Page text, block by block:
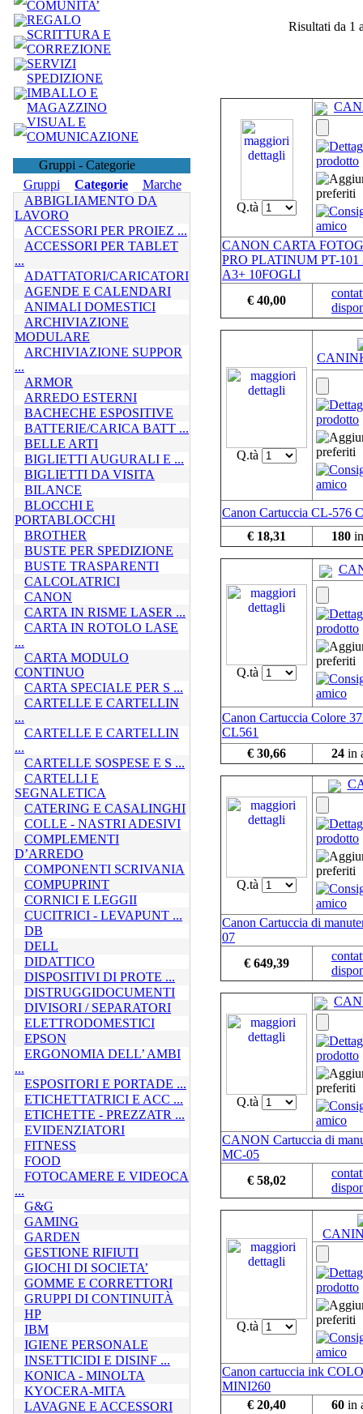
COMUNITA’
REGALO
SCRITTURA E
CORREZIONE
SERVIZI
SPEDIZIONE
IMBALLO E
MAGAZZINO
VISUAL E
COMUNICAZIONE
Gruppi - Categorie
Gruppi
Categorie
Marche
ABBIGLIAMENTO DA
LAVORO
ACCESSORI PER PROIEZ ...
ACCESSORI PER TABLET
...
ADATTATORI/CARICATORI
AGENDE E CALENDARI
ANIMALI DOMESTICI
ARCHIVIAZIONE
MODULARE
ARCHIVIAZIONE SUPPOR
...
ARMOR
ARREDO ESTERNI
BACHECHE ESPOSITIVE
BATTERIE/CARICA BATT ...
BELLE ARTI
BIGLIETTI AUGURALI E ...
BIGLIETTI DA VISITA
BILANCE
BLOCCHI E
PORTABLOCCHI
BROTHER
BUSTE PER SPEDIZIONE
BUSTE TRASPARENTI
CALCOLATRICI
CANON
CARTA IN RISME LASER ...
CARTA IN ROTOLO LASE
...
CARTA MODULO
CONTINUO
CARTA SPECIALE PER S ...
CARTELLE E CARTELLIN
...
CARTELLE E CARTELLIN
...
CARTELLE SOSPESE E S ...
CARTELLI E
SEGNALETICA
CATERING E CASALINGHI
COLLE - NASTRI ADESIVI
COMPLEMENTI
D’ARREDO
COMPONENTI SCRIVANIA
COMPUPRINT
CORNICI E LEGGII
CUCITRICI - LEVAPUNT ...
DB
DELL
DIDATTICO
DISPOSITIVI DI PROTE ...
DISTRUGGIDOCUMENTI
DIVISORI / SEPARATORI
ELETTRODOMESTICI
EPSON
ERGONOMIA DELL’ AMBI
...
ESPOSITORI E PORTADE ...
ETICHETTATRICI E ACC ...
ETICHETTE - PREZZATR ...
EVIDENZIATORI
FITNESS
FOOD
FOTOCAMERE E VIDEOCA
...
G&G
GAMING
GARDEN
GESTIONE RIFIUTI
GIOCHI DI SOCIETA’
GOMME E CORRETTORI
GRUPPI DI CONTINUITÀ
HP
IBM
IGIENE PERSONALE
INSETTICIDI E DISINF ...
KONICA - MINOLTA
KYOCERA-MITA
LAVAGNE E ACCESSORI
Risultati da 1
Q.tà
CANON CARTA
PRO PLATINUM PT-101
A3+ 10FOGLI
€ 40,00
Q.tà
Canon Cartuccia CL-576
€ 18,31
180
Q.tà
Canon Cartuccia Colore
CL561
€ 30,66
24 in
Q.tà
Canon Cartuccia di
07
€ 649,39
Q.tà
CANON Cartuccia di
MC-05
€ 58,02
Q.tà
Canon cartuccia ink
MINI260
€ 20,40
60 in